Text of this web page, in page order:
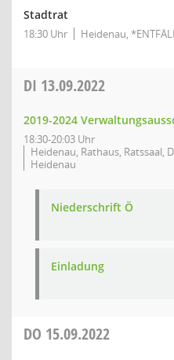
Stadtrat
18:30 Uhr Heidenau,
DI 13.09.2022
2019-2024
18:30-20:03 Uhr
Heidenau, Rathaus, Ratssaal,
Heidenau
Niederschrift Ö
Einladung
DO 15.09.2022